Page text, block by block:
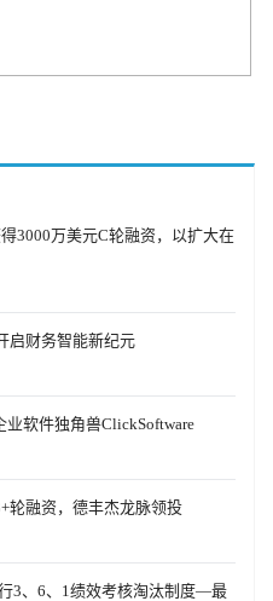
3000万美元C轮融资，以扩大在
启财务智能新纪元
业软件独角兽ClickSoftware
轮融资，德丰杰龙脉领投
行3、6、1绩效考核淘汰制度—最